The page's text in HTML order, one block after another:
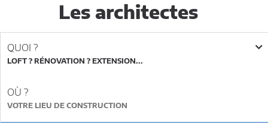
Les architectes
QUOI ?
LOFT ? RÉNOVATION ? EXTENSION...
OÙ ?